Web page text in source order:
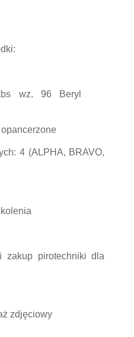
wz. 96 Beryl
4 (ALPHA, BRAVO,
zakup pirotechniki dla
zdjęciowy